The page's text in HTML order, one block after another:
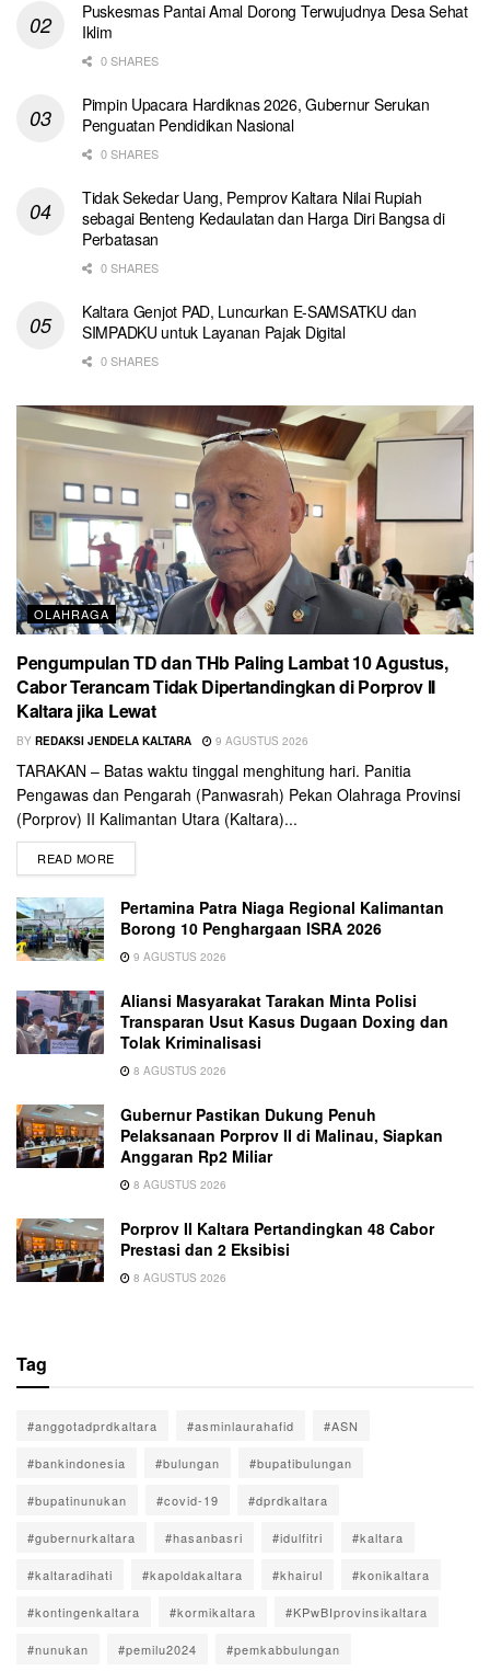
Puskesmas Pantai Amal Dorong Terwujudnya Desa Sehat
Iklim
0 SHARES
Pimpin Upacara Hardiknas 2026, Gubernur Serukan
Penguatan Pendidikan Nasional
0 SHARES
Tidak Sekedar Uang, Pemprov Kaltara Nilai Rupiah
sebagai Benteng Kedaulatan dan Harga Diri Bangsa di
Perbatasan
0 SHARES
Kaltara Genjot PAD, Luncurkan E-SAMSATKU dan
SIMPADKU untuk Layanan Pajak Digital
0 SHARES
OLAHRAGA
Pengumpulan TD dan THb Paling Lambat 10 Agustus,
Cabor Terancam Tidak Dipertandingkan di Porprov II
Kaltara jika Lewat
BY REDAKSI JENDELA KALTARA 9 AGUSTUS 2026
TARAKAN – Batas waktu tinggal menghitung hari. Panitia
Pengawas dan Pengarah (Panwasrah) Pekan Olahraga Provinsi
(Porprov) II Kalimantan Utara (Kaltara)...
READ MORE
Pertamina Patra Niaga Regional Kalimantan
Borong 10 Penghargaan ISRA 2026
9 AGUSTUS 2026
Aliansi Masyarakat Tarakan Minta Polisi
Transparan Usut Kasus Dugaan Doxing dan
Tolak Kriminalisasi
8 AGUSTUS 2026
Gubernur Pastikan Dukung Penuh
Pelaksanaan Porprov II di Malinau, Siapkan
Anggaran Rp2 Miliar
8 AGUSTUS 2026
Porprov II Kaltara Pertandingkan 48 Cabor
Prestasi dan 2 Eksibisi
8 AGUSTUS 2026
Tag
#anggotadprdkaltara #asminlaurahafid #ASN
#bankindonesia #bulungan #bupatibulungan
#bupatinunukan #covid-19 #dprdkaltara
#gubernurkaltara #hasanbasri #idulfitri #kaltara
#kaltaradihati #kapoldakaltara #khairul #konikaltara
#kontingenkaltara #kormikaltara #KPwBIprovinsikaltara
#nunukan #pemilu2024 #pemkabbulungan